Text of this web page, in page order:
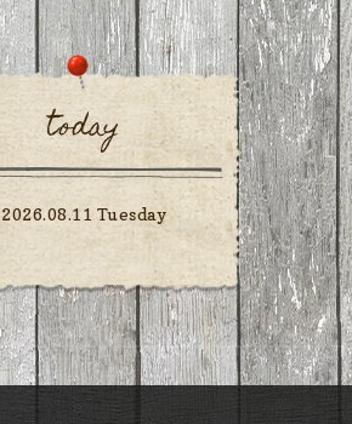
today
2026.08.11 Tuesday